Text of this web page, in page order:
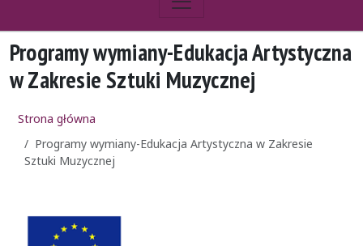
Programy wymiany-Edukacja Artystyczna
w Zakresie Sztuki Muzycznej
Strona główna
Programy wymiany-Edukacja Artystyczna w Zakresie
Sztuki Muzycznej